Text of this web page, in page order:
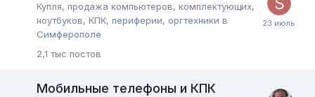
Купля, продажа компьютеров, комплектующих,
ноутбуков, КПК, периферии, оргтехники в
Симферополе
2,1 тыс постов
Мобильные телефоны и КПК